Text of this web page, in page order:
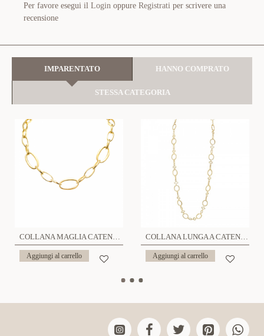
Per favore esegui il Login oppure Registrati per scrivere una
recensione
IMPARENTATO HANNO COMPRATO
STESSA CATEGORIA
COLLANA MAGLIA CATENA AD ANELLI - SW2480A393
Aggiungi al carrello
COLLANA LUNGA A CATENA MARTELLATA - SW251104B79
Aggiungi al carrello